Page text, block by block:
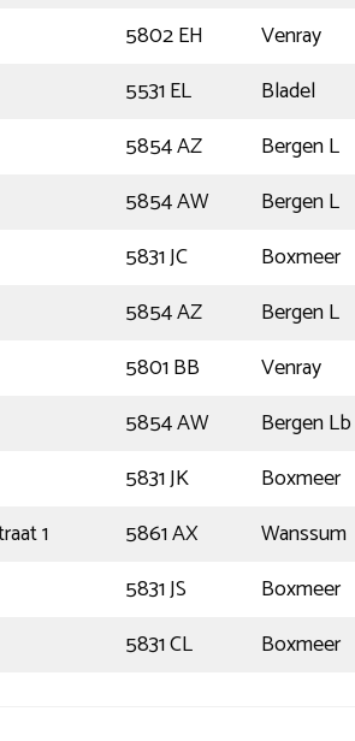
5802 EH
Venray
5531 EL
Bladel
5854 AZ
Bergen L
5854 AW
Bergen L
5831 JC
Boxmeer
5854 AZ
Bergen L
5801 BB
Venray
5854 AW
Bergen Lb
5831 JK
Boxmeer
1 5861 AX
Wanssum
5831 JS
Boxmeer
5831 CL Boxmeer